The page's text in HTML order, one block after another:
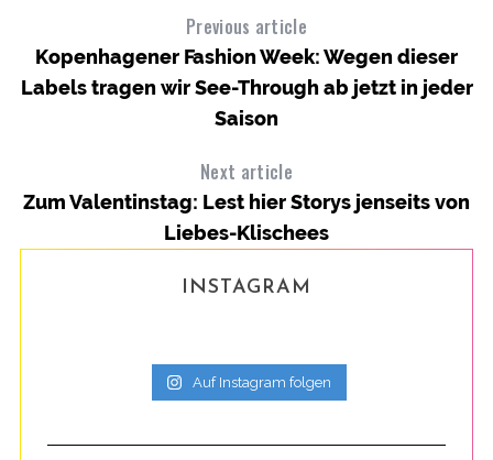
Previous article
Kopenhagener Fashion Week: Wegen dieser
Labels tragen wir See-Through ab jetzt in jeder
Saison
Next article
Zum Valentinstag: Lest hier Storys jenseits von
Liebes-Klischees
INSTAGRAM
Auf Instagram folgen